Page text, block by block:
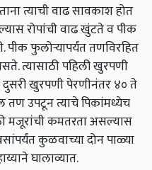
त्याची वाढ सावकाश होत
रोपांची वाढ खुंटते व पीक
पीक फुलोर्‍यापर्यंत तणविरहित
त्यासाठी पहिली खुरपणी
खुरपणी पेरणीनंतर ४० ते
तण उपटून त्याचे पिकांमध्येच
मजूरांची कमतरता असल्यास
कुळवाच्या दोन पाळ्या
घालाव्यात.